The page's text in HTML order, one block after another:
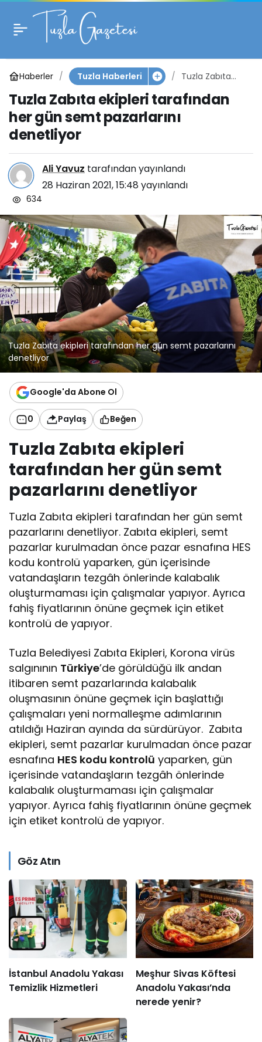
Haberler Tuzla Haberleri
Tuzla Zabıta
tarafından her
Tuzla Zabıta ekipleri tarafından
her gün semt pazarlarını
denetliyor
Ali Yavuz tarafından yayınlandı
28 Haziran 2021, 15:48 yayınlandı
634
Tuzla Zabıta ekipleri tarafından her gün semt pazarlarını
denetliyor
Google'da Abone Ol
0 Paylaş Beğen
Tuzla Zabıta ekipleri
tarafından her gün semt
pazarlarını denetliyor
Tuzla Zabıta ekipleri tarafından her gün semt
pazarlarını denetliyor. Zabıta ekipleri, semt
pazarlar kurulmadan önce pazar esnafına HES
kodu kontrolü yaparken, gün içerisinde
vatandaşların tezgâh önlerinde kalabalık
oluşturmaması için çalışmalar yapıyor. Ayrıca
fahiş fiyatlarının önüne geçmek için etiket
kontrolü de yapıyor.
Tuzla Belediyesi Zabıta Ekipleri, Korona virüs
salgınının Türkiye’de görüldüğü ilk andan
itibaren semt pazarlarında kalabalık
oluşmasının önüne geçmek için başlattığı
çalışmaları yeni normalleşme adımlarının
atıldığı Haziran ayında da sürdürüyor. Zabıta
ekipleri, semt pazarlar kurulmadan önce pazar
esnafına HES kodu kontrolü yaparken, gün
içerisinde vatandaşların tezgâh önlerinde
kalabalık oluşturmaması için çalışmalar
yapıyor. Ayrıca fahiş fiyatlarının önüne geçmek
için etiket kontrolü de yapıyor.
Göz Atın
İstanbul Anadolu Yakası
Temizlik Hizmetleri
Meşhur Sivas Köftesi
Anadolu Yakası’nda
nerede yenir?
Tuzla Zabıta ekipleri
tarafından her gün
semt pazarlarını
denetliyor